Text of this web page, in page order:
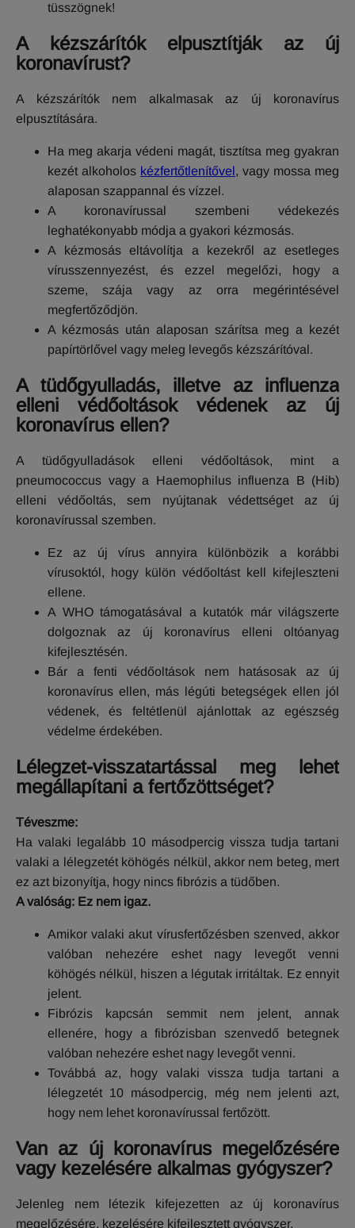
tüsszögnek!
A kézszárítók elpusztítják az új
koronavírust?
A kézszárítók nem alkalmasak az új koronavírus
elpusztítására.
Ha meg akarja védeni magát, tisztítsa meg gyakran
kezét alkoholos kézfertőtlenítővel, vagy mossa meg
alaposan szappannal és vízzel.
A koronavírussal szembeni védekezés
leghatékonyabb módja a gyakori kézmosás.
A kézmosás eltávolítja a kezekről az esetleges
vírusszennyezést, és ezzel megelőzi, hogy a
szeme, szája vagy az orra megérintésével
megfertőződjön.
A kézmosás után alaposan szárítsa meg a kezét
papírtörlővel vagy meleg levegős kézszárítóval.
A tüdőgyulladás, illetve az influenza
elleni védőoltások védenek az új
koronavírus ellen?
A tüdőgyulladások elleni védőoltások, mint a
pneumococcus vagy a Haemophilus influenza B (Hib)
elleni védőoltás, sem nyújtanak védettséget az új
koronavírussal szemben.
Ez az új vírus annyira különbözik a korábbi
vírusoktól, hogy külön védőoltást kell kifejleszteni
ellene.
A WHO támogatásával a kutatók már világszerte
dolgoznak az új koronavírus elleni oltóanyag
kifejlesztésén.
Bár a fenti védőoltások nem hatásosak az új
koronavírus ellen, más légúti betegségek ellen jól
védenek, és feltétlenül ajánlottak az egészség
védelme érdekében.
Lélegzet-visszatartással meg lehet
megállapítani a fertőzöttséget?
Téveszme:
Ha valaki legalább 10 másodpercig vissza tudja tartani
valaki a lélegzetét köhögés nélkül, akkor nem beteg, mert
ez azt bizonyítja, hogy nincs fibrózis a tüdőben.
A valóság: Ez nem igaz.
Amikor valaki akut vírusfertőzésben szenved, akkor
valóban nehezére eshet nagy levegőt venni
köhögés nélkül, hiszen a légutak irritáltak. Ez ennyit
jelent.
Fibrózis kapcsán semmit nem jelent, annak
ellenére, hogy a fibrózisban szenvedő betegnek
valóban nehezére eshet nagy levegőt venni.
Továbbá az, hogy valaki vissza tudja tartani a
lélegzetét 10 másodpercig, még nem jelenti azt,
hogy nem lehet koronavírussal fertőzött.
Van az új koronavírus megelőzésére
vagy kezelésére alkalmas gyógyszer?
Jelenleg nem létezik kifejezetten az új koronavírus
megelőzésére, kezelésére kifejlesztett gyógyszer.